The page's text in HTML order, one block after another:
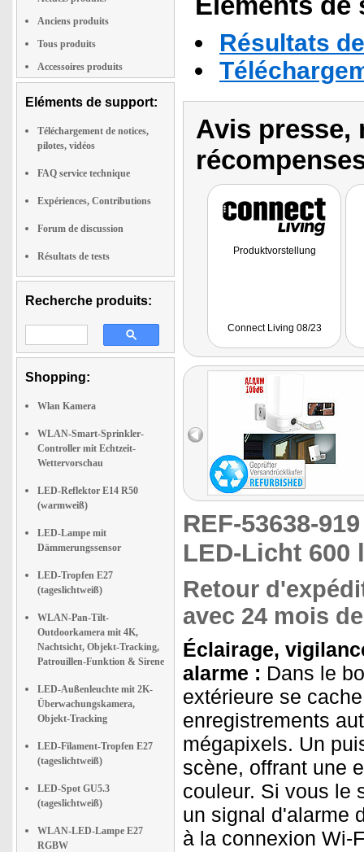
Anciens produits
Tous produits
Accessoires produits
Eléments de support:
Téléchargement de notices,
pilotes, vidéos
FAQ service technique
Expériences, Contributions
Forum de discussion
Résultats de tests
Recherche produits:
Shopping:
Wlan Kamera
WLAN-Smart-Sprinkler-
Controller mit Echtzeit-
Wettervorschau
LED-Reflektor E14 R50
(warmweiß)
LED-Lampe mit
Dämmerungssensor
LED-Tropfen E27
(tageslichtweiß)
WLAN-Pan-Tilt-
Outdoorkamera mit 4K,
Nachtsicht, Objekt-Tracking,
Patrouillen-Funktion & Sirene
LED-Außenleuchte mit 2K-
Überwachungskamera,
Objekt-Tracking
LED-Filament-Tropfen E27
(tageslichtweiß)
LED-Spot GU5.3
(tageslichtweiß)
WLAN-LED-Lampe E27
RGBW
Résultats
Avis presse,
Produktvorstellung
Connect Living 08/23
REF-53638-
LED-Licht 600
Retour
avec 24 mois
Éclairage,
alarme : Dans le
extérieure se
enregistrements
mégapixels. Un
scène, offrant une
couleur. Si vous le
un signal d'alarme
à la connexion Wi-